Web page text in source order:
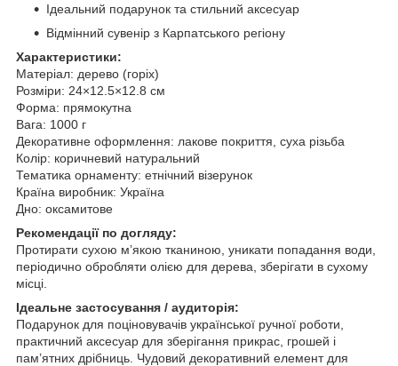
Ідеальний подарунок та стильний аксесуар
Відмінний сувенір з Карпатського регіону
Характеристики:
Матеріал: дерево (горіх)
Розміри: 24×12.5×12.8 см
Форма: прямокутна
Вага: 1000 г
Декоративне оформлення: лакове покриття, суха різьба
Колір: коричневий натуральний
Тематика орнаменту: етнічний візерунок
Країна виробник: Україна
Дно: оксамитове
Рекомендації по догляду:
Протирати сухою м’якою тканиною, уникати попадання води,
періодично обробляти олією для дерева, зберігати в сухому
місці.
Ідеальне застосування / аудиторія:
Подарунок для поціновувачів української ручної роботи,
практичний аксесуар для зберігання прикрас, грошей і
пам’ятних дрібниць. Чудовий декоративний елемент для